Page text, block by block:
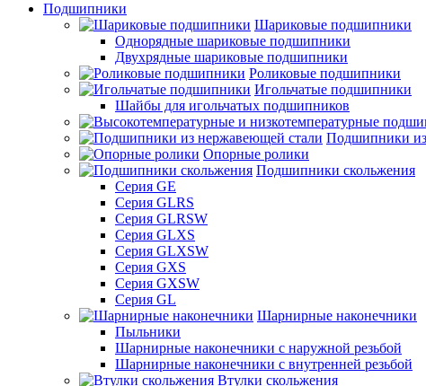
Подшипники
Шариковые подшипники
Однорядные шариковые подшипники
Двухрядные шариковые подшипники
Роликовые подшипники
Игольчатые подшипники
Шайбы для игольчатых подшипников
Подшипники
Опорные ролики
Подшипники скольжения
Серия GE
Серия GLRS
Серия GLRSW
Серия GLXS
Серия GLXSW
Серия GXS
Серия GXSW
Серия GL
Шарнирные наконечники
Пыльники
Шарнирные наконечники с наружной резьбой
Шарнирные наконечники с внутренней резьбой
Втулки скольжения